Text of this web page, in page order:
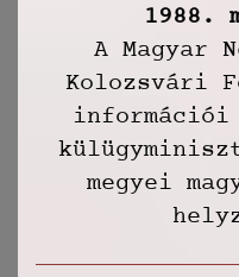
1988.
A Magyar
Kolozsvári
információi
megyei